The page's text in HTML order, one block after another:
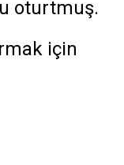
oturtmuş.
için